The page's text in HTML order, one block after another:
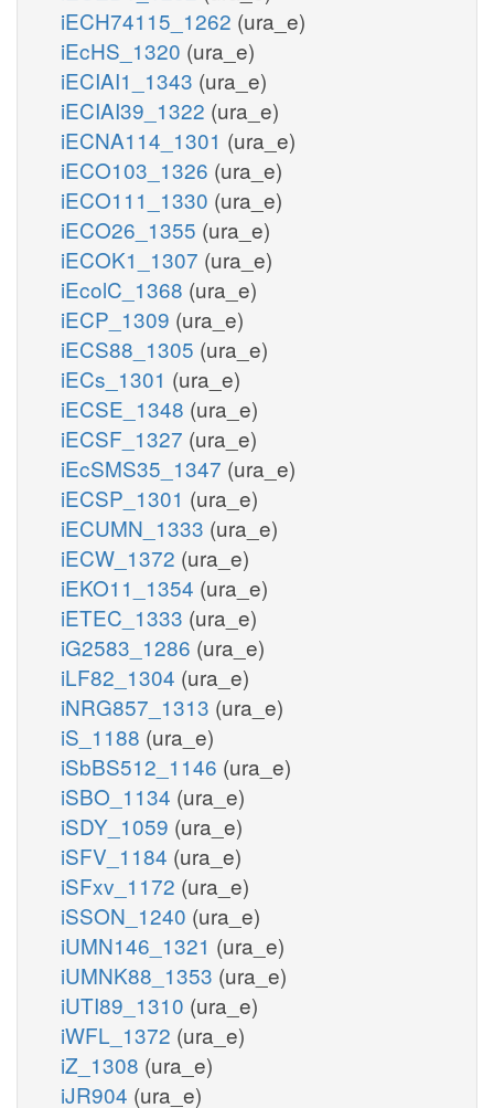
iECH74115_1262 (ura_e)
iEcHS_1320 (ura_e)
iECIAI1_1343 (ura_e)
iECIAI39_1322 (ura_e)
iECNA114_1301 (ura_e)
iECO103_1326 (ura_e)
iECO111_1330 (ura_e)
iECO26_1355 (ura_e)
iECOK1_1307 (ura_e)
iEcolC_1368 (ura_e)
iECP_1309 (ura_e)
iECS88_1305 (ura_e)
iECs_1301 (ura_e)
iECSE_1348 (ura_e)
iECSF_1327 (ura_e)
iEcSMS35_1347 (ura_e)
iECSP_1301 (ura_e)
iECUMN_1333 (ura_e)
iECW_1372 (ura_e)
iEKO11_1354 (ura_e)
iETEC_1333 (ura_e)
iG2583_1286 (ura_e)
iLF82_1304 (ura_e)
iNRG857_1313 (ura_e)
iS_1188 (ura_e)
iSbBS512_1146 (ura_e)
iSBO_1134 (ura_e)
iSDY_1059 (ura_e)
iSFV_1184 (ura_e)
iSFxv_1172 (ura_e)
iSSON_1240 (ura_e)
iUMN146_1321 (ura_e)
iUMNK88_1353 (ura_e)
iUTI89_1310 (ura_e)
iWFL_1372 (ura_e)
iZ_1308 (ura_e)
iJR904 (ura_e)